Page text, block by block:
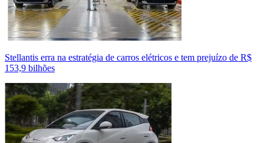
Stellantis erra na estratégia de carros elétricos e tem prejuízo de R$
153,9 bilhões